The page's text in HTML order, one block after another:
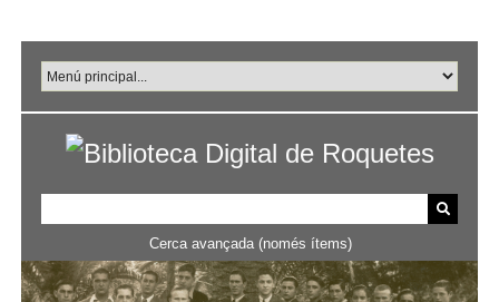
principal
Cerca avançada (només ítems)